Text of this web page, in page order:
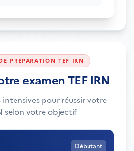
PRÉPARATION TEF IRN
examen TEF IRN
pour réussir votre
selon votre objectif
Débutant